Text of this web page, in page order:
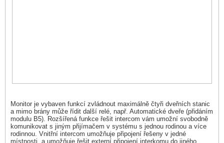
Monitor je vybaven funkcí zvládnout maximálně čtyři dveřních stanic
a mimo brány může řídit další relé, např. Automatické dveře (přidáním
modulu B5). Rozšířená funkce řešit intercom vám umožní svobodně
komunikovat s jiným přijímačem v systému s jednou rodinou a více
rodinnou. Vnitřní intercom umožňuje připojení řešeny v jedné
místnosti, a umožňuje řešit externí připojení interkomu do jiného